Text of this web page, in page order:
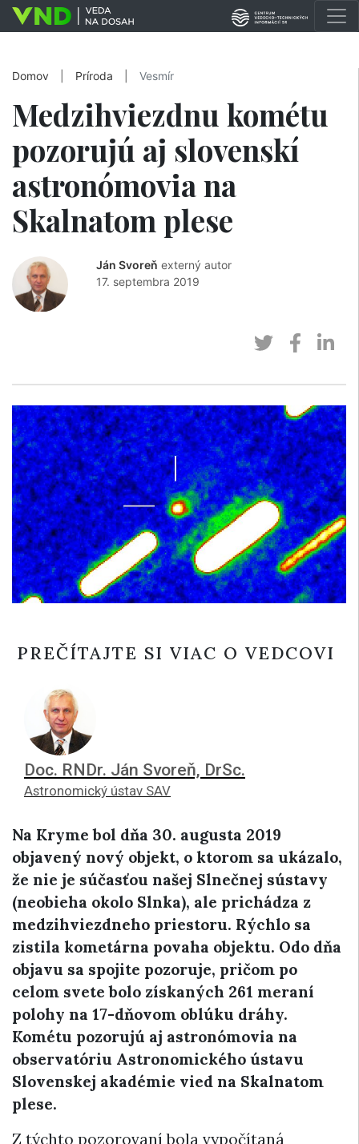
Domov Príroda Vesmír
Medzihviezdnu kométu
pozorujú aj slovenskí
astronómovia na
Skalnatom plese
Ján Svoreň externý autor
17. septembra 2019
PREČÍTAJTE SI VIAC O VEDCOVI
Doc. RNDr. Ján Svoreň, DrSc.
Astronomický ústav SAV
Na Kryme bol dňa 30. augusta 2019
objavený nový objekt, o ktorom sa ukázalo,
že nie je súčasťou našej Slnečnej sústavy
(neobieha okolo Slnka), ale prichádza z
medzihviezdneho priestoru. Rýchlo sa
zistila kometárna povaha objektu. Odo dňa
objavu sa spojite pozoruje, pričom po
celom svete bolo získaných 261 meraní
polohy na 17-dňovom oblúku dráhy.
Kométu pozorujú aj astronómovia na
observatóriu Astronomického ústavu
Slovenskej akadémie vied na Skalnatom
plese.
Z týchto pozorovaní bola vypočítaná